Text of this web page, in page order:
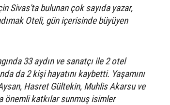
Sivas'ta bulunan çok sayıda yazar,
Oteli, gün içerisinde büyüyen
33 aydın ve sanatçı ile 2 otel
da 2 kişi hayatını kaybetti. Yaşamını
Hasret Gültekin, Muhlis Akarsu ve
önemli katkılar sunmuş isimler